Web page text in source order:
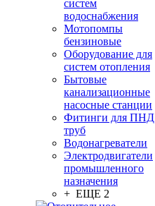
систем
водоснабжения
Мотопомпы
бензиновые
Оборудование для
систем отопления
Бытовые
канализационные
насосные станции
Фитинги для ПНД
труб
Водонагреватели
Электродвигатели
промышленного
назначения
+ ЕЩЕ 2